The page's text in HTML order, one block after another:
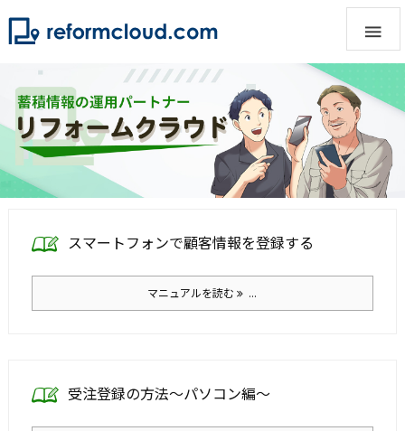

スマートフォンで顧客情報を登録する
マニュアルを読む ...
受注登録の方法～パソコン編～